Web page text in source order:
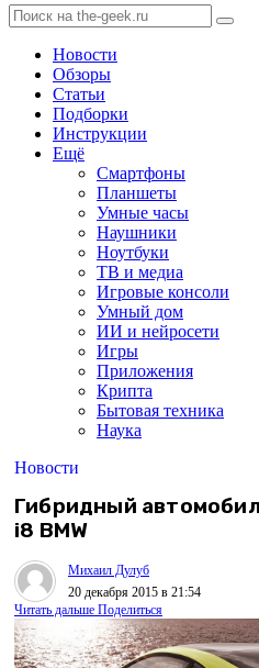
Новости
Обзоры
Статьи
Подборки
Инструкции
Ещё
Смартфоны
Планшеты
Умные часы
Наушники
Ноутбуки
ТВ и медиа
Игровые консоли
Умный дом
ИИ и нейросети
Игры
Приложения
Крипта
Бытовая техника
Наука
Новости
Гибридный
i8 BMW
Михаил Дулуб
20 декабря 2015 в 21:54
Читать дальше Поделиться